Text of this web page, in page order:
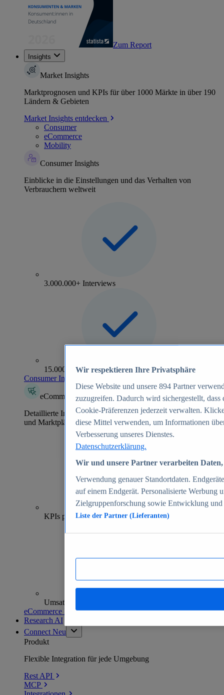
Zum Report
Insights
Market Insights
Marktprognosen und KPIs für über 1000 Märkte in über 190
Ländern & Gebieten
Market Insights entdecken
Consumer
eCommerce
Mobility
Consumer Insights
Einblicke in die Einstellungen und das Verhalten von
Verbrauchern weltweit
3.000.000+ Interviews
15.000+ Marken
Consumer Insights entdecken
eCommerce Insights
Detaillierte Informationen zu mehr als 39.000 Online-Shops
und Marktplätzen
70+
KPIs pro Shop
Umsatzanalysen und -prognosen
eCommerce Insights entdecken
Research AI
Connect Neu
Produkt
Flexible Integration für jede Umgebung
Rest API
MCP
Wir respektieren Ihre Privatsphäre
Diese Website und unsere 894 Partner
zuzugreifen. Dadurch wird sichergestellt,
Cookie-Präferenzen jederzeit verwalten.
diese Mittel verwenden, um Informationen
Verbesserung unseres Dienstes.
Datenschutzerklärung.
Wir und unsere Partner verarbeiten
Verwendung genauer Standortdaten.
auf einem Endgerät. Personalisierte Werbung
Zielgruppenforschung sowie Entwicklung
Liste der Partner (Lieferanten)